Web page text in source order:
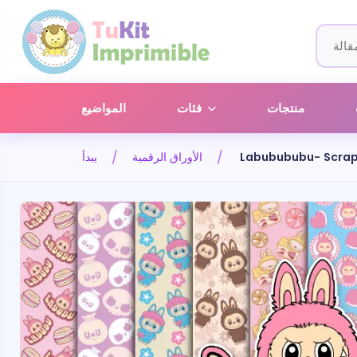
المواضيع فئات منتجات
يبدأ الأوراق الرقمية Labubububu-